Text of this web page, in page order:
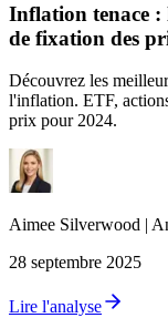
Inflation tenace
de fixation des
Découvrez les
l'inflation. ETF,
prix pour 2024.
Aimee Silverwood |
28 septembre 2025
Lire l'analyse